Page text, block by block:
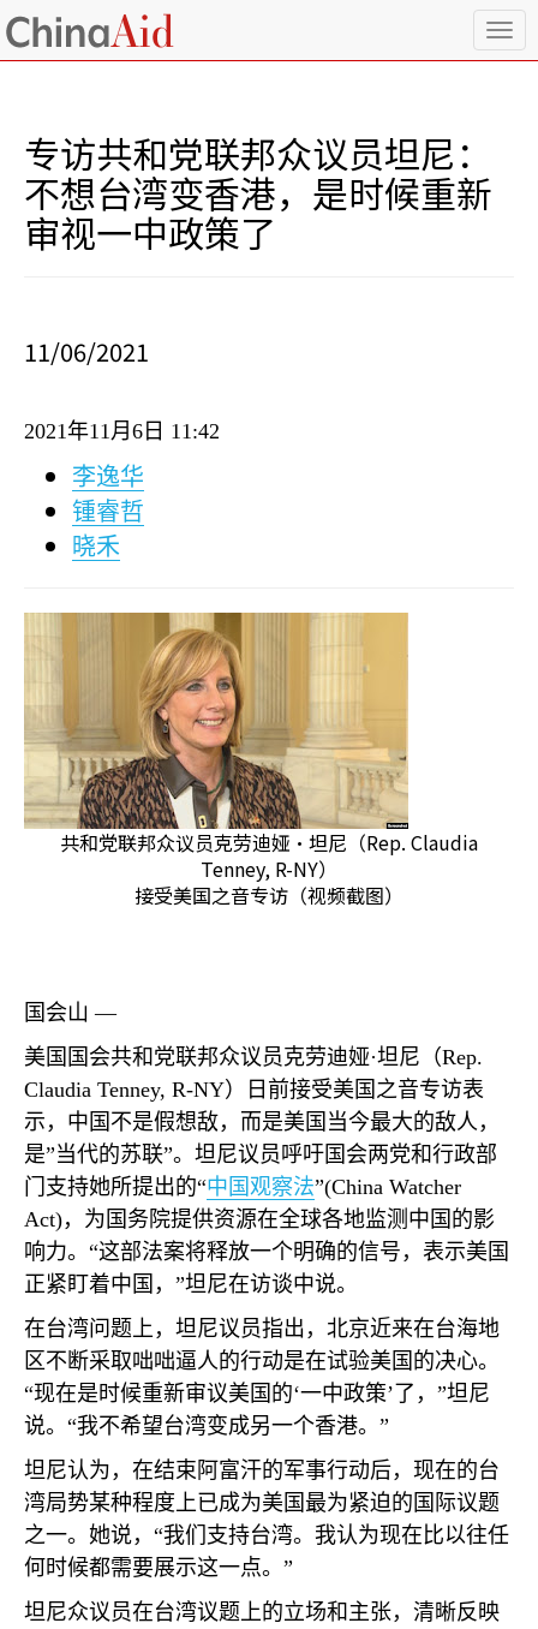
T
o
专访共和党联邦众议员坦尼：
不想台湾变香港，是时候重新
审视一中政策了
11/06/2021
2021年11月 6 日 11:42
李逸华
锺睿哲
晓禾
共和党联邦众议员克劳迪娅·坦尼（Rep. Claudia
Tenney, R-NY）
接受美国之音专访（视频截图）
国会山 —
美国国会共和党联邦众议员克劳迪娅·坦尼（Rep.
Claudia Tenney, R-NY）日前接受美国之音专访表
示，中国不是假想敌，而是美国当今最大的敌人，
是”当代的苏联”。坦尼议员呼吁国会两党和行政部
门支持她所提出的“中国观察法”(China Watcher
Act)，为国务院提供资源在全球各地监测中国的影
响力。“这部法案将释放一个明确的信号，表示美国
正紧盯着中国，”坦尼在访谈中说。
在台湾问题上，坦尼议员指出，北京近来在台海地
区不断采取咄咄逼人的行动是在试验美国的决心。
“现在是时候重新审议美国的‘一中政策’了，”坦尼
说。“我不希望台湾变成另一个香港。”
坦尼认为，在结束阿富汗的军事行动后，现在的台
湾局势某种程度上已成为美国最为紧迫的国际议题
之一。她说，“我们支持台湾。我认为现在比以往任
何时候都需要展示这一点。”
坦尼众议员在台湾议题上的立场和主张，清晰反映